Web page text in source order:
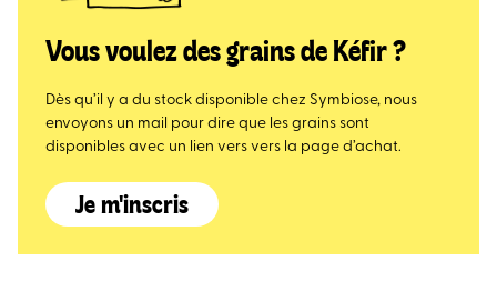
Vous voulez des grains de Kéfir ?
Dès qu’il y a du stock disponible chez Symbiose, nous
envoyons un mail pour dire que les grains sont
disponibles avec un lien vers vers la page d’achat.
Je m'inscris